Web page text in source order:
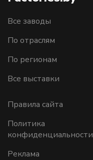
Все заводы
По отраслям
По регионам
Все выставки
Правила сайта
Политика
конфиденциальности
Реклама